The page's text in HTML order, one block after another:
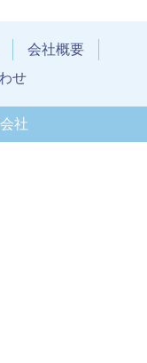
会社概要
せ
社